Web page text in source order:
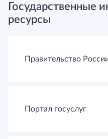
Государственные
ресурсы
Правительство
Портал госуслуг